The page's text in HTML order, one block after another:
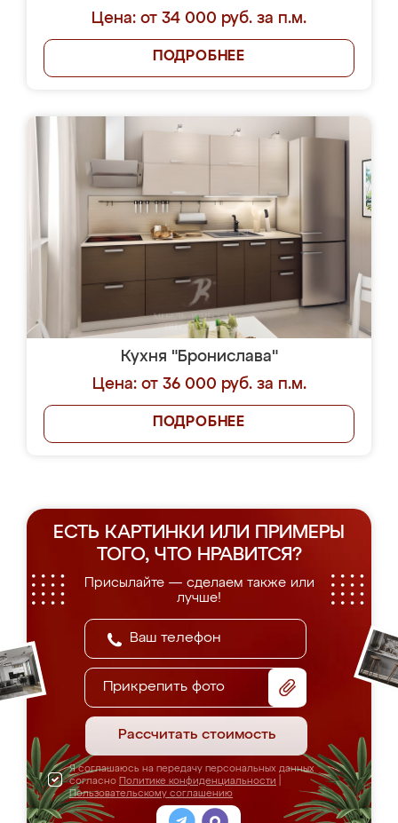
Цена: от 34 000 руб. за п.м.
ПОДРОБНЕЕ
Кухня "Бронислава"
Цена: от 36 000 руб. за п.м.
ПОДРОБНЕЕ
ЕСТЬ КАРТИНКИ ИЛИ ПРИМЕРЫ
ТОГО, ЧТО НРАВИТСЯ?
Присылайте — сделаем также или
лучше!
Прикрепить фото
Рассчитать стоимость
Я соглашаюсь на передачу персональных данных
согласно Политике конфиденциальности
Пользовательскому соглашению